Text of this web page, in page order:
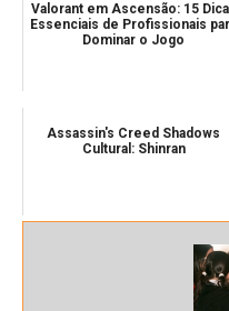
Valorant em Ascensão: 15
Essenciais de Profissionais
Dominar o Jogo
Assassin's Creed Shadows
Cultural: Shinran